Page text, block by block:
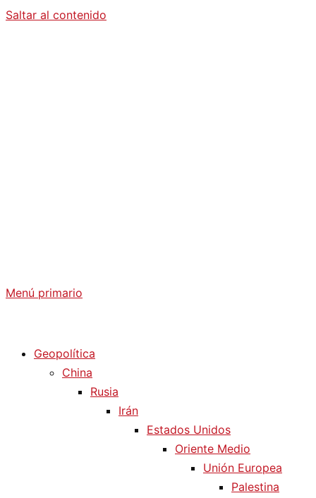
Saltar al contenido
Menú primario
Geopolítica
China
Rusia
Irán
Estados Unidos
Oriente Medio
Unión Europea
Palestina